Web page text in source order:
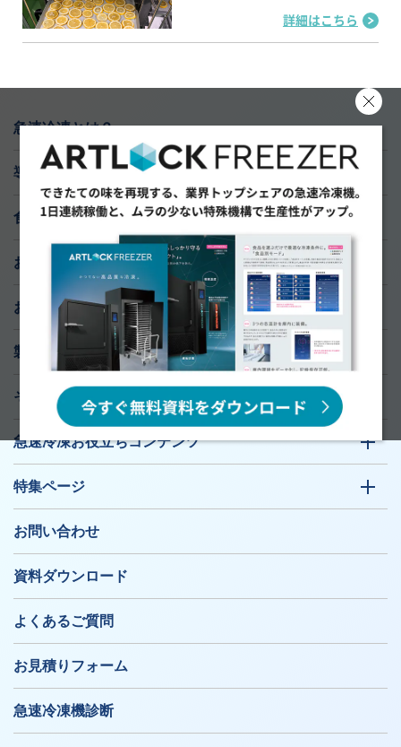
詳細はこちら
急速冷凍とは？
導入実績
食材研究ラボ
おすすめ導入サポート
お知らせ
製品ラインナップ
そのお悩み、急速冷凍機が解決します！
急速冷凍お役立ちコンテンツ
特集ページ
お問い合わせ
資料ダウンロード
よくあるご質問
お見積りフォーム
急速冷凍機診断